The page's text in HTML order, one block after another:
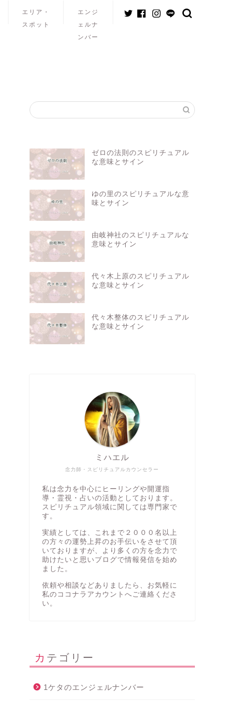
エリア・
スポット
エンジ
ェルナ
ンバー
ゼロの法則のスピリチュアル
な意味とサイン
ゆの里のスピリチュアルな意
味とサイン
由岐神社のスピリチュアルな
意味とサイン
代々木上原のスピリチュアル
な意味とサイン
代々木整体のスピリチュアル
な意味とサイン
念力師・スピリチュアルカウンセラー
ミハエル
私は念力を中心にヒーリングや開運指
導・霊視・占いの活動としております。
スピリチュアル領域に関しては専門家で
す。
実績としては、これまで２０００名以上
の方々の運勢上昇のお手伝いをさせて頂
いておりますが、より多くの方を念力で
助けたいと思いブログで情報発信を始め
ました。
依頼や相談などありましたら、お気軽に
私の ココナラアカウント へご連絡くださ
い。
カテゴリー
1ケタのエンジェルナンバー